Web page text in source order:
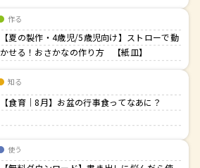
作る
【夏の製作・4歳児/5歳児向け】ストローで動
かせる！おさかなの作り方 【紙皿】
知る
【食育｜8月】お盆の行事食ってなあに？
使う